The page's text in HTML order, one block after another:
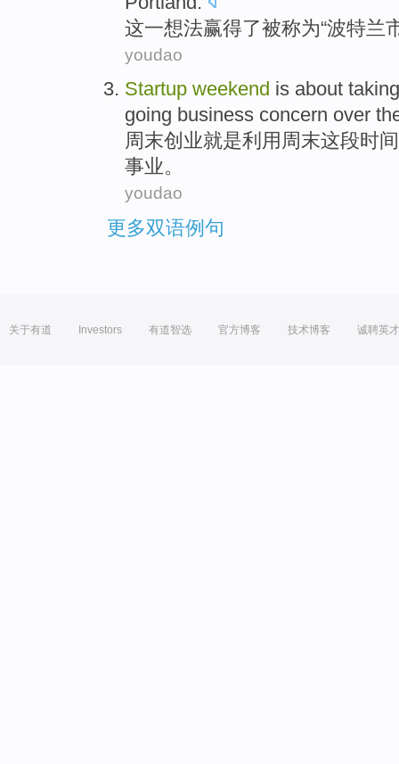
这一想法赢得了被称为“波特兰
youdao
Startup weekend is about taking
going business concern over
周末创业就是利用 周末这段时
事业。
youdao
更多双语例句
关于有道 Investors 有道智选 官方博客 技术博客 诚聘英才